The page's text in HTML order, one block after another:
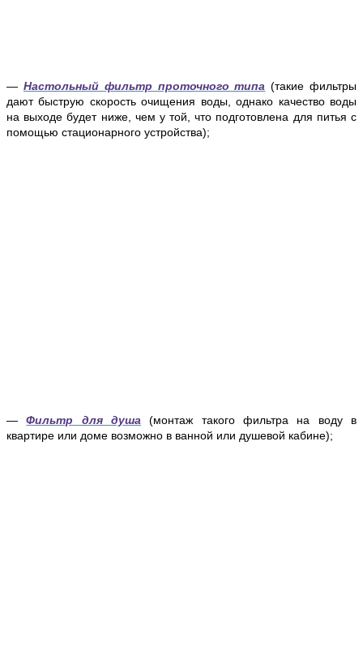
— Настольный фильтр проточного типа (такие фильтры
дают быструю скорость очищения воды, однако качество воды
на выходе будет ниже, чем у той, что подготовлена для питья с
помощью стационарного устройства);
—Фильтр для душа (монтаж такого фильтра на воду в
квартире или доме возможно в ванной или душевой кабине);